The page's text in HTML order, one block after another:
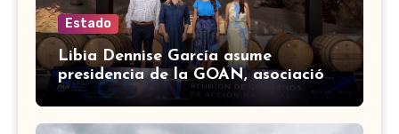
Estado
Libia Dennise García asume
presidencia de la GOAN, asociación
de gobernadores de Acción